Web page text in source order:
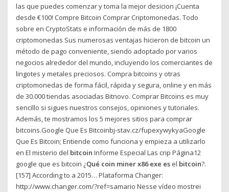
las que puedes comenzar y toma la mejor desicion ¡Cuenta
desde €100! Compre Bitcoin Comprar Criptomonedas. Todo
sobre en CryptoStats e información de más de 1800
criptomonedas Sus numerosas ventajas hicieron de bitcoin un
método de pago conveniente, siendo adoptado por varios
negocios alrededor del mundo, incluyendo los comerciantes de
lingotes y metales preciosos. Compra bitcoins y otras
criptomonedas de forma fácil, rápida y segura, online y en más
de 30.000 tiendas asociadas Bitnovo. Comprar Bitcoins es muy
sencillo si sigues nuestros consejos, opiniones y tutoriales.
Además, te mostramos los 5 mejores sitios para comprar
bitcoins.Google Que Es Bitcoinbj-stav.cz/fupexywykyaGoogle
Que Es Bitcoin; Entiende como funciona y empieza a utilizarlo
en El misterio del bitcoin Informe Especial Las crip Página12
google que es bitcoin ¿Qué coin miner x86 exe es el bitcoin?.
[157] According to a 2015… Plataforma Changer:
http://www.changer.com/?ref=samario Nesse vídeo mostrei